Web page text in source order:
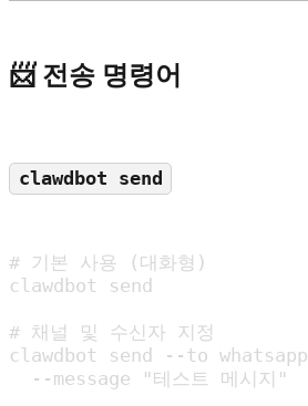
📨 전송 명령어
clawdbot send
# 기본 사용 (대화형)
clawdbot send
# 채널 및 수신자 지정
clawdbot send --to
  --message "테스트 메시지"